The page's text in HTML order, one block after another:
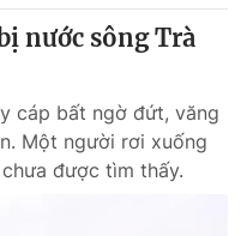
nước sông Trà
cáp bất ngờ đứt, văng
Một người rơi xuống
được tìm thấy.